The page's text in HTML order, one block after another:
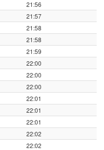
21:56
21:57
21:58
21:58
21:59
22:00
22:00
22:00
22:01
22:01
22:01
22:02
22:02